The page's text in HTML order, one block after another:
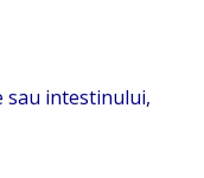
sau intestinului,